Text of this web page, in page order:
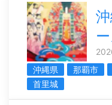
沖縄県
那覇市
首里城